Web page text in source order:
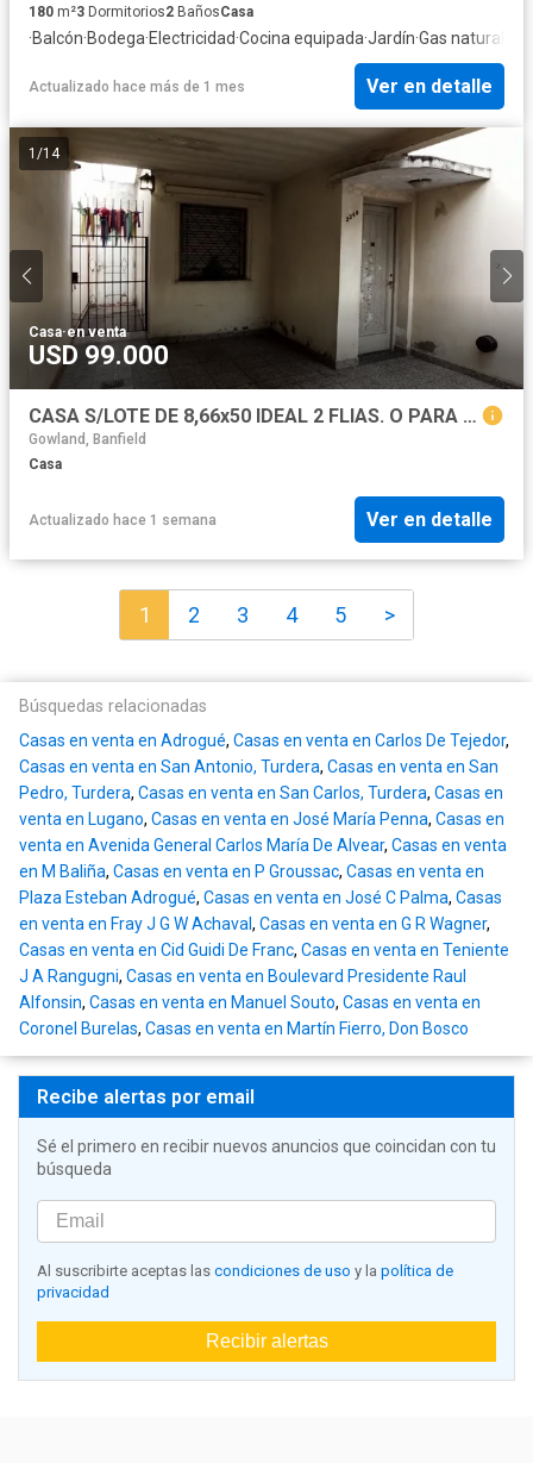
180 m²3 Dormitorios2 BañosCasa
·Balcón·Bodega·Electricidad·Cocina equipada·Jardín·Gas natural
Actualizado hace más de 1 mes Ver en detalle
1 /14
Casa·en venta
USD 99.000
CASA S/LOTE DE 8,66x50 IDEAL 2 FLIAS. O PARA DUPLEX/TRIPLEX. FONDO DE USO COMUN CON PISCINA.
Gowland, Banfield
Casa
Actualizado hace 1 semana Ver en detalle
1 2 3 4 5 >
Búsquedas relacionadas
Casas en venta en Adrogué, Casas en venta en Carlos De Tejedor,
Casas en venta en San Antonio, Turdera, Casas en venta en San
Pedro, Turdera, Casas en venta en San Carlos, Turdera, Casas en
venta en Lugano, Casas en venta en José María Penna, Casas en
venta en Avenida General Carlos María De Alvear, Casas en venta
en M Baliña, Casas en venta en P Groussac, Casas en venta en
Plaza Esteban Adrogué, Casas en venta en José C Palma, Casas
en venta en Fray J G W Achaval, Casas en venta en G R Wagner,
Casas en venta en Cid Guidi De Franc, Casas en venta en Teniente
J A Rangugni, Casas en venta en Boulevard Presidente Raul
Alfonsin, Casas en venta en Manuel Souto, Casas en venta en
Coronel Burelas, Casas en venta en Martín Fierro, Don Bosco
Recibe alertas por email
Sé el primero en recibir nuevos anuncios que coincidan con tu
búsqueda
Al suscribirte aceptas las condiciones de uso y la política de
privacidad
Recibir alertas